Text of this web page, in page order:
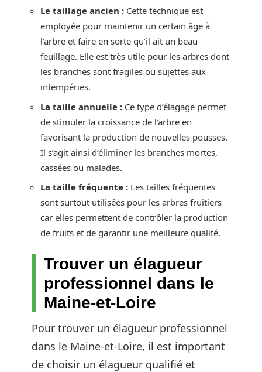
Le taillage ancien : Cette technique est
employée pour maintenir un certain âge à
l’arbre et faire en sorte qu’il ait un beau
feuillage. Elle est très utile pour les arbres dont
les branches sont fragiles ou sujettes aux
intempéries.
La taille annuelle : Ce type d’élagage permet
de stimuler la croissance de l’arbre en
favorisant la production de nouvelles pousses.
Il s’agit ainsi d’éliminer les branches mortes,
cassées ou malades.
La taille fréquente : Les tailles fréquentes
sont surtout utilisées pour les arbres fruitiers
car elles permettent de contrôler la production
de fruits et de garantir une meilleure qualité.
Trouver un élagueur
professionnel dans le
Maine-et-Loire
Pour trouver un élagueur professionnel
dans le Maine-et-Loire, il est important
de choisir un élagueur qualifié et